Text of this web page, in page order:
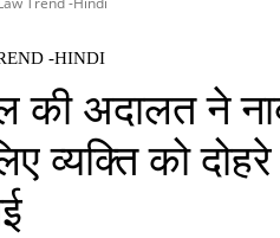
-HINDI
की अदालत ने
व्यक्ति को